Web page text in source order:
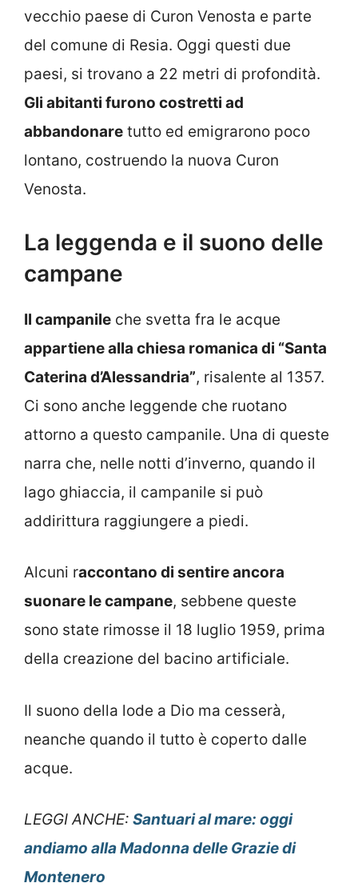
vecchio paese di Curon Venosta e parte
del comune di Resia. Oggi questi due
paesi, si trovano a 22 metri di profondità.
Gli abitanti furono costretti ad
abbandonare tutto ed emigrarono poco
lontano, costruendo la nuova Curon
Venosta.
La leggenda e il suono delle
campane
Il campanile che svetta fra le acque
appartiene alla chiesa romanica di “Santa
Caterina d’Alessandria”, risalente al 1357.
Ci sono anche leggende che ruotano
attorno a questo campanile. Una di queste
narra che, nelle notti d’inverno, quando il
lago ghiaccia, il campanile si può
addirittura raggiungere a piedi.
Alcuni raccontano di sentire ancora
suonare le campane, sebbene queste
sono state rimosse il 18 luglio 1959, prima
della creazione del bacino artificiale.
Il suono della lode a Dio ma cesserà,
neanche quando il tutto è coperto dalle
acque.
LEGGI ANCHE: Santuari al mare: oggi
andiamo alla Madonna delle Grazie di
Montenero